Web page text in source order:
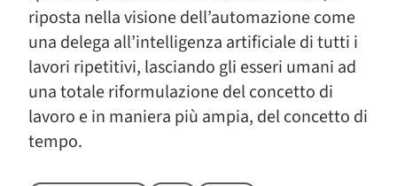
riposta nella visione dell’automazione come
una delega all’intelligenza artificiale di tutti i
lavori ripetitivi, lasciando gli esseri umani ad
una totale riformulazione del concetto di
lavoro e in maniera più ampia, del concetto di
tempo.